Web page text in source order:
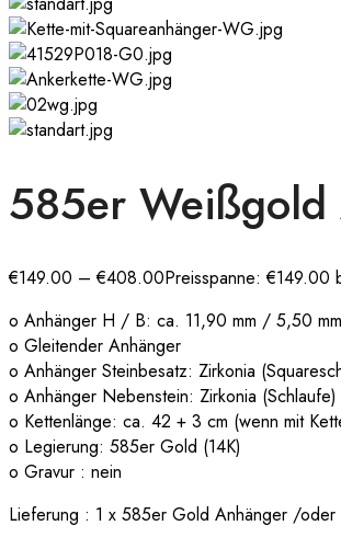
585er Weißgold
€149.00 –€408.00Preisspanne: €149.00
o Anhänger H / B: ca. 11,90 mm / 5,50 mm
o Gleitender Anhänger
o Anhänger Steinbesatz: Zirkonia
o Anhänger Nebenstein: Zirkonia (Schlaufe)
o Kettenlänge: ca. 42 + 3 cm (wenn mit
o Legierung: 585er Gold (14K)
o Gravur : nein
Lieferung : 1 x 585er Gold Anhänger /oder